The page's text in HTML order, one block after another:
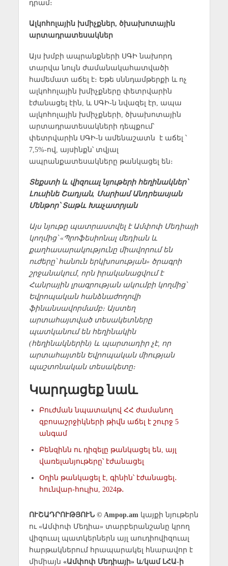
դրամ։
Ալկոհոլային խմիչքներ, ծխախոտային
արտադրատեսակներ
Այս խմբի ապրանքների ՍԳԻ նախորդ
տարվա նույն ժամանակահատվածի
համեմատ աճել է։ Եթե սննդամթերքի և ոչ
ալկոհոլային խմիչքները փետրվարին
էժանացել էին, և ՍԳԻ-ն նվազել էր, ապա
ալկոհոլային խմիչքների, ծխախոտային
արտադրատեսակների դեպքում՝
փետրվարին ՍԳԻ-ն ամենաշատն է աճել ՝
7,5%-ով, այսինքն՝ տվյալ
ապրանքատեսակները թանկացել են։
Տեքստի և վիզուալ նյութերի հեղինակներ՝
Լուսինե Շադյան, Մարիամ Անդրեասյան
Մենթոր՝ Տաթև Խաչատրյան
Այս նյութը պատրաստվել է Ամփոփ Մեդիայի
կողմից՝ «Պրոֆեսիոնալ մեդիան և
քաղհասարակությունը միավորում են
ուժերը՝ հանուն երկխոսության» ծրագրի
շրջանակում, որն իրականացվում է
Հանրային լրագրության ակումբի կողմից՝
Եվրոպական հանձնաժողովի
ֆինանսավորմամբ։ Այստեղ
արտահայտված տեսակետները
պատկանում են հեղինակին
(հեղինակներին) և պարտադիր չէ, որ
արտահայտեն Եվրոպական միության
պաշտոնական տեսակետը։
Կարդացեք նաև
Բուժման նպատակով ՀՀ ժամանող
զբոսաշրջիկների թիվն աճել է շուրջ 5
անգամ
Բենզինն ու դիզելը թանկացել են, այլ
վառելանյութերը՝ էժանացել
Օղին թանկացել է, գինին՝ էժանացել․
հունվար-հուլիս, 2024թ․
ՈՒՇԱԴՐՈՒԹՅՈՒՆ © Ampop.am կայքի նյութերն
ու «Ամփոփ Մեդիա» տարբերանշանը կրող
վիզուալ պատկերներն այլ աուդիովիզուալ
հարթակներում հրապարակել հնարավոր է
միմիայն «Ամփոփ Մեդիայի» և/կամ ԼՀԱ-ի